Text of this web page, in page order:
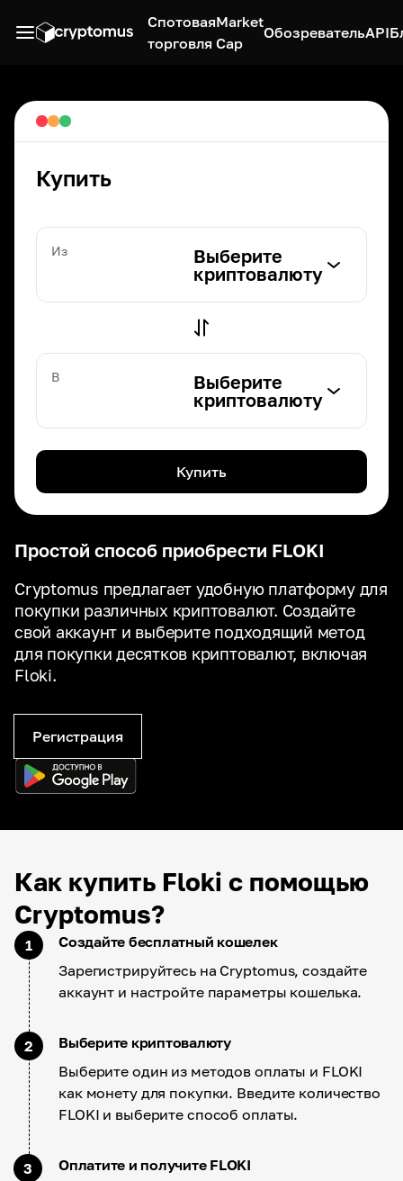
Спотовая
торговля
Market
Cap
ОбозревательAPI
Простой способ приобрести FLOKI
Cryptomus предлагает удобную платформу для
покупки различных криптовалют. Создайте
свой аккаунт и выберите подходящий метод
для покупки десятков криптовалют, включая
Floki.
Регистрация
Купить
Из
Выберите
криптовалюту
В
Выберите
криптовалюту
Купить
Как купить Floki с помощью
Cryptomus?
1
Создайте бесплатный кошелек
Зарегистрируйтесь на Cryptomus, создайте
аккаунт и настройте параметры кошелька.
2
Выберите криптовалюту
Выберите один из методов оплаты и FLOKI
как монету для покупки. Введите количество
FLOKI и выберите способ оплаты.
3
Оплатите и получите FLOKI